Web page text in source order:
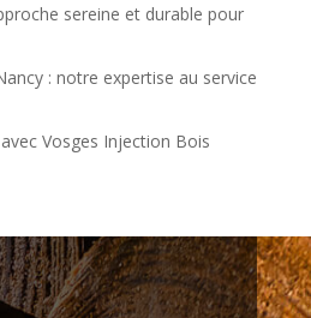
sereine et durable pour
: notre expertise au service
Vosges Injection Bois